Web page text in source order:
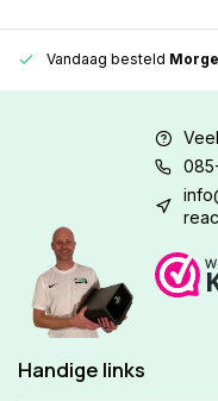
Vandaag besteld
Handige links